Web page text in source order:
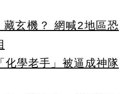
玄機？ 網喊2地區恐
化學老手」被逼成神隊